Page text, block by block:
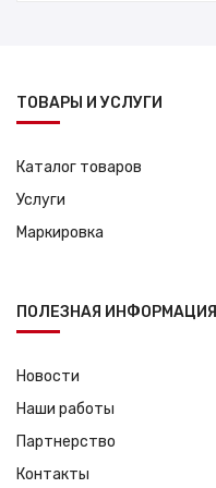
ТОВАРЫ И УСЛУГИ
Каталог товаров
Услуги
Маркировка
ПОЛЕЗНАЯ ИНФОРМАЦИЯ
Новости
Наши работы
Партнерство
Контакты